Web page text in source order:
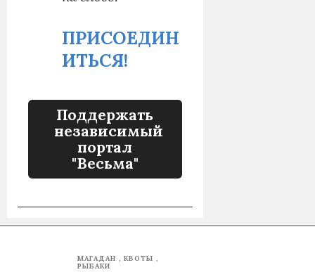
ПРИСОЕДИН
ИТЬСЯ!
Поддержать
независимый
портал
"Весьма"
МАГАДАН
КВОТЫ
РЫБАКИ